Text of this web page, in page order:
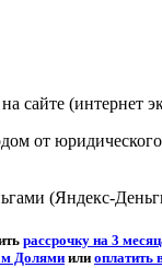
сайте (интернет
от
(Яндекс-
рассрочку на 3
Долями или оплатить